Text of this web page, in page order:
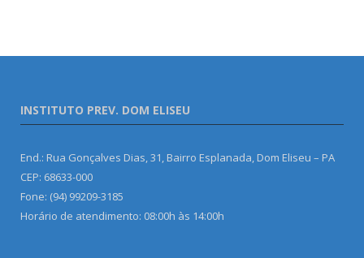
INSTITUTO PREV. DOM ELISEU
End.: Rua Gonçalves Dias, 31, Bairro Esplanada, Dom Eliseu – PA
CEP: 68633-000
Fone: (94) 99209-3185
Horário de atendimento: 08:00h às 14:00h